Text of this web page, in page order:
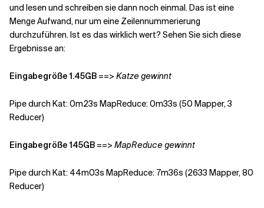
und lesen und schreiben sie dann noch einmal. Das ist eine
Menge Aufwand, nur um eine Zeilennummerierung
durchzuführen. Ist es das wirklich wert? Sehen Sie sich diese
Ergebnisse an:
Eingabegröße 1.45GB ==> Katze gewinnt
Pipe durch Kat: 0m23s MapReduce: 0m33s (50 Mapper, 3
Reducer)
Eingabegröße 145GB ==> MapReduce gewinnt
Pipe durch Kat: 44m03s MapReduce: 7m36s (2633 Mapper, 80
Reducer)